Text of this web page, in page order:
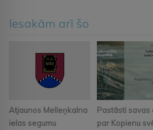
Iesakām arī šo
Atjaunos Melleņkalna
ielas segumu
Pastāsti savas
par Kopienu